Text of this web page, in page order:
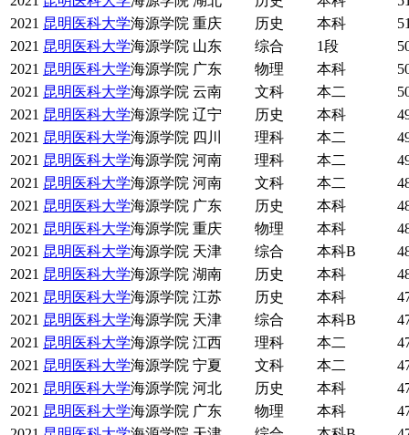
2021 昆明医科大学海源学院 重庆 历史 本科
2021 昆明医科大学海源学院 山东 综合 1段
2021 昆明医科大学海源学院 广东 物理 本科
2021 昆明医科大学海源学院 云南 文科 本二
2021 昆明医科大学海源学院 辽宁 历史 本科
2021 昆明医科大学海源学院 四川 理科 本二
2021 昆明医科大学海源学院 河南 理科 本二
2021 昆明医科大学海源学院 河南 文科 本二
2021 昆明医科大学海源学院 广东 历史 本科
2021 昆明医科大学海源学院 重庆 物理 本科
2021 昆明医科大学海源学院 天津 综合 本科B
2021 昆明医科大学海源学院 湖南 历史 本科
2021 昆明医科大学海源学院 江苏 历史 本科
2021 昆明医科大学海源学院 天津 综合 本科B
2021 昆明医科大学海源学院 江西 理科 本二
2021 昆明医科大学海源学院 宁夏 文科 本二
2021 昆明医科大学海源学院 河北 历史 本科
2021 昆明医科大学海源学院 广东 物理 本科